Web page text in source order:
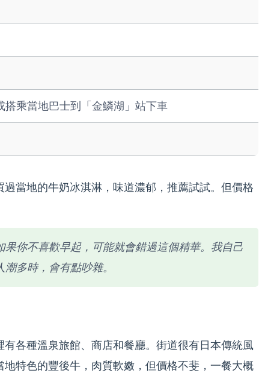
乘當地巴士到「金鱗湖」站下車
當地的牛奶冰淇淋，味道濃郁，推薦試試。但價格
你不喜歡早起，可能就會錯過這個精華。我自己
多時，會有點吵雜。
各種溫泉旅館、商店和餐廳。街道很有日本傳統風
特色的豐後牛，肉質軟嫩，但價格不斐，一餐大概